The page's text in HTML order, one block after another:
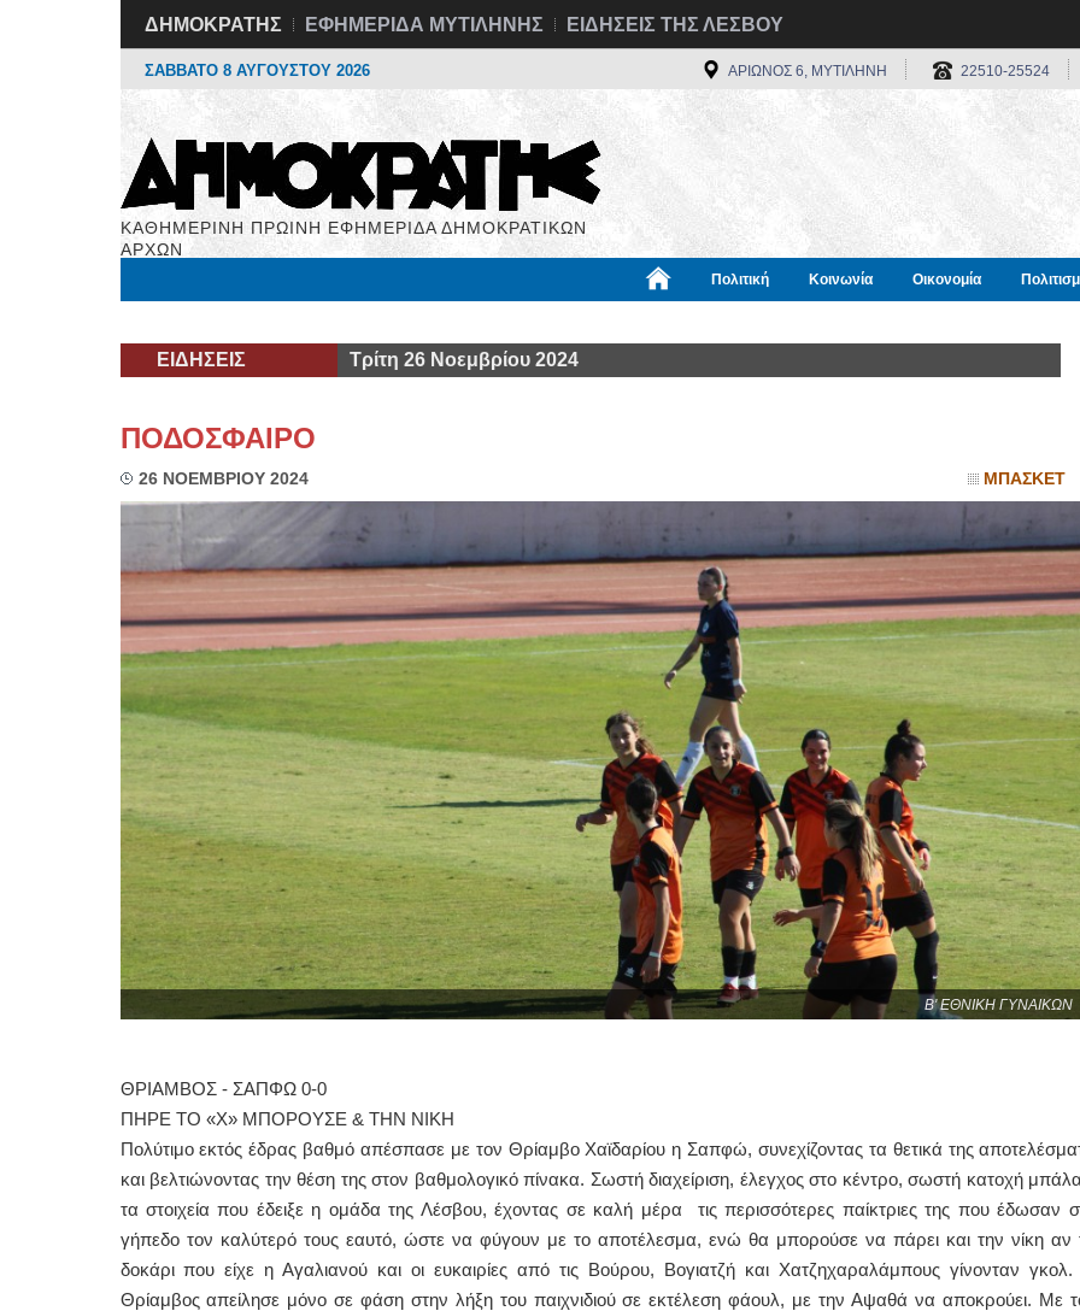
ΔΗΜΟΚΡΑΤΗΣ ΕΦΗΜΕΡΙΔΑ ΜΥΤΙΛΗΝΗΣ ΕΙΔΗΣΕΙΣ ΤΗΣ ΛΕΣΒΟΥ
ΣΑΒΒΑΤΟ 8 ΑΥΓΟΥΣΤΟΥ 2026 ΑΡΙΩΝΟΣ 6, ΜΥΤΙΛΗΝΗ 22510-25524
ΚΑΘΗΜΕΡΙΝΗ ΠΡΩΙΝΗ ΕΦΗΜΕΡΙΔΑ ΔΗΜΟΚΡΑΤΙΚΩΝ
ΑΡΧΩΝ
Πολιτική Κοινωνία Οικονομία
ΕΙΔΗΣΕΙΣ Τρίτη 26 Νοεμβρίου 2024
ΠΟΔΟΣΦΑΙΡΟ
26 ΝΟΕΜΒΡΙΟΥ 2024 ΜΠΑΣΚΕΤ
Β' ΕΘΝΙΚΗ ΓΥΝΑΙΚΩΝ
ΘΡΙΑΜΒΟΣ - ΣΑΠΦΩ 0-0
ΠΗΡΕ ΤΟ «Χ» ΜΠΟΡΟΥΣΕ & ΤΗΝ ΝΙΚΗ
Πολύτιμο εκτός έδρας βαθμό απέσπασε με τον Θρίαμβο Χαϊδαρίου η Σαπφώ, συνεχίζοντας τα θετικά της
και βελτιώνοντας την θέση της στον βαθμολογικό πίνακα. Σωστή διαχείριση, έλεγχος στο κέντρο, σωστή κατοχή
τα στοιχεία που έδειξε η ομάδα της Λέσβου, έχοντας σε καλή μέρα τις περισσότερες παίκτριες της που έδωσαν
γήπεδο τον καλύτερό τους εαυτό, ώστε να φύγουν με το αποτέλεσμα, ενώ θα μπορούσε να πάρει και την νίκη αν
δοκάρι που είχε η Αγαλιανού και οι ευκαιρίες από τις Βούρου, Βογιατζή και Χατζηχαραλάμπους γίνονταν
Θρίαμβος απείλησε μόνο σε φάση στην λήξη του παιχνιδιού σε εκτέλεση φάουλ, με την Αψαθά να αποκρούει. Με
ΧΕΙΡΟΥΡΓΟΣ
ΟΦΘΑΛΜΙΑΤΡΟΣ
Διδάκτωρ Ιατρικής Σχολής
Πανεπιστημίου Αθηνών
Καλλιπόλεως 3,Νέα Σμύρνη,
Καβέτσου 10, Μυτιλήνη, τηλ:
2251038065